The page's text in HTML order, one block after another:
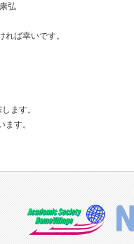
弘
ば幸いです。
ます。
す。